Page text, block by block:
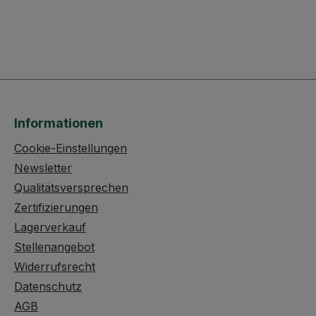
Informationen
Cookie-Einstellungen
Newsletter
Qualitätsversprechen
Zertifizierungen
Lagerverkauf
Stellenangebot
Widerrufsrecht
Datenschutz
AGB